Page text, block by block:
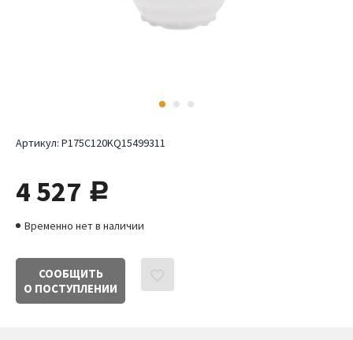
Артикул: P175C120KQ15499311
4 527 руб.
Временно нет в наличии
СООБЩИТЬ
О ПОСТУПЛЕНИИ